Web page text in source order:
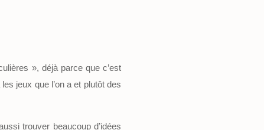
», déjà parce que c’est
jeux que l’on a et plutôt des
trouver beaucoup d’idées